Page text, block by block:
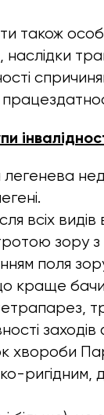
також
наслідки
легенева
всіх видів
зору
поля
краще
заходів
хвороби
ригідним,